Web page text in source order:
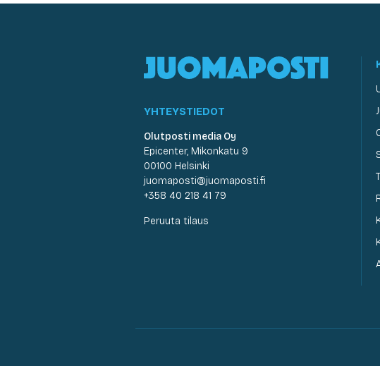
YHTEYSTIEDOT
Olutposti media Oy
Epicenter, Mikonkatu 9
00100 Helsinki
juomaposti@juomaposti.fi
+358 40 218 41 79
Peruuta tilaus